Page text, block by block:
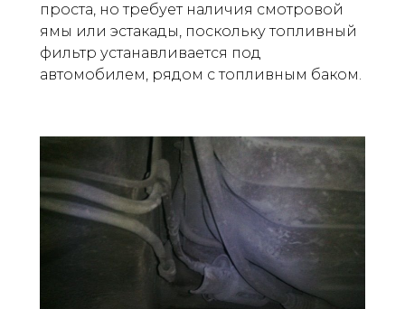
проста, но требует наличия смотровой
ямы или эстакады, поскольку топливный
фильтр устанавливается под
автомобилем, рядом с топливным баком.